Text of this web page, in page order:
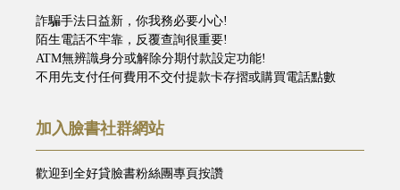
詐騙手法日益新，你我務必要小心!
陌生電話不牢靠，反覆查詢很重要!
ATM無辨識身分或解除分期付款設定功能!
不用先支付任何費用不交付提款卡存摺或購買電話點數
加入臉書社群網站
歡迎到全好貸臉書粉絲團專頁按讚